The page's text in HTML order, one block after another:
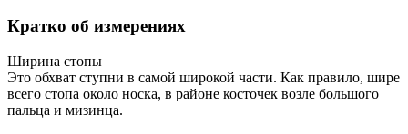
Кратко об измерениях
Ширина стопы
Это обхват ступни в самой широкой части. Как правило, шире
всего стопа около носка, в районе косточек возле большого
пальца и мизинца.